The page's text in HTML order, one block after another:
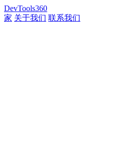
DevTools360
家 关于我们 联系我们